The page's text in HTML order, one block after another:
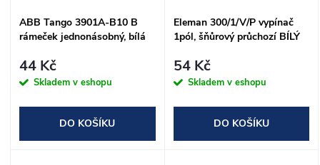
p
o
d
s
p
ABB Tango 3901A-B10 B
rámeček jednonásobný, bílá
44 Kč
Skladem v eshopu
DO KOŠÍKU
Eleman 300/1/V/P vypínač
1pól, šňůrový průchozí BÍLÝ
54 Kč
Skladem v eshopu
DO KOŠÍKU